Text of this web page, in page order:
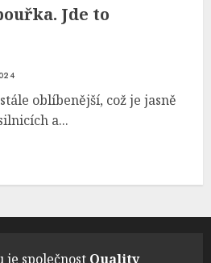
Jde to
oblíbenější, což je jasně
a...
je společnost Quality